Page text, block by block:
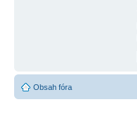
Obsah fóra